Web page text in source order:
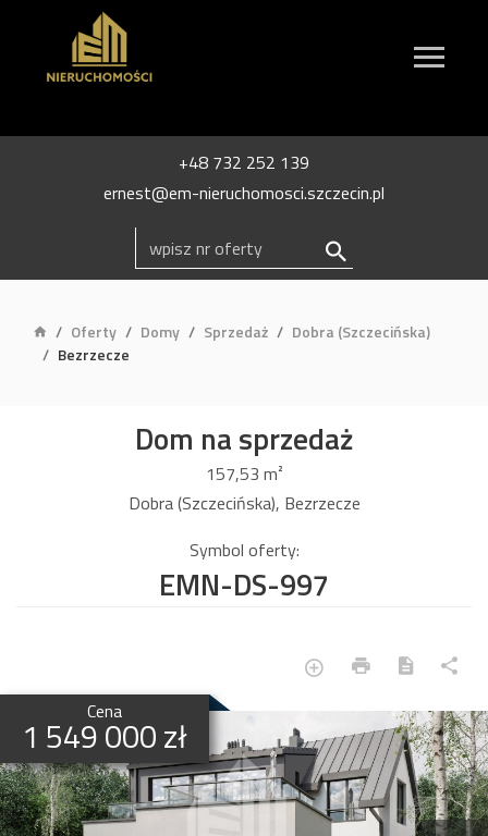
+48 732 252 139
ernest@em-nieruchomosci.szczecin.pl
Oferty Domy Sprzedaż
Dobra (Szczecińska)
Bezrzecze
Dom na sprzedaż
157,53 m²
Dobra (Szczecińska), Bezrzecze
Symbol oferty:
EMN-DS-997
Cena
1 549 000 zł